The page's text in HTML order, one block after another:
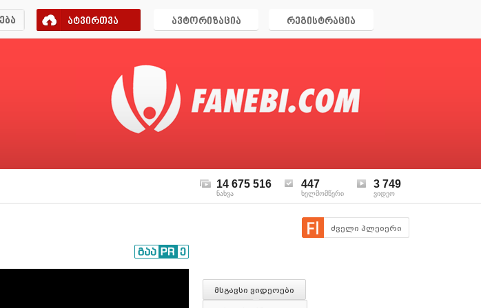
ატვირთვა ავტორიზაცია რეგისტრაცია
14 675 516
ნახვა
447
ხელმომწერი
3 749
ვიდეო
ძველი პლეიერი
მსგავსი ვიდეოები